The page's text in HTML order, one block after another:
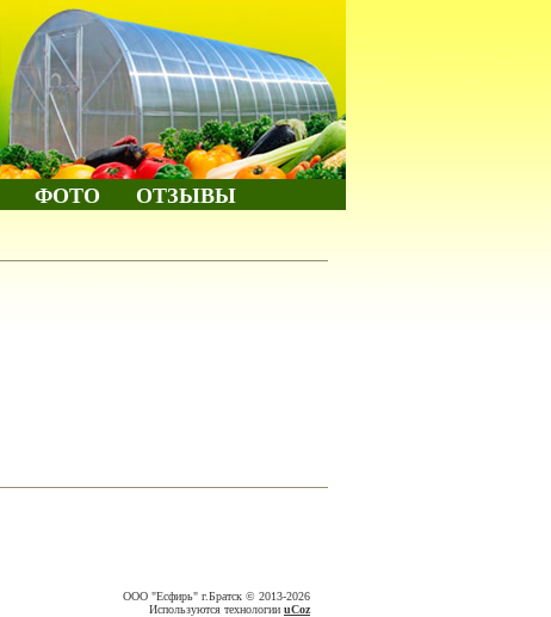
ФОТО
ОТЗЫВЫ
ООО "Есфирь" г.Братск © 2013-2026
Используются технологии uCoz